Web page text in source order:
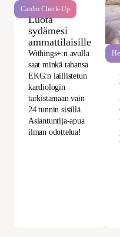
Cardio Check-Up
Luota
sydämesi
ammattilaisille
Withings+:n avulla
saat minkä tahansa
EKG:n laillistetun
kardiologin
tarkistamaan vain
24 tunnin sisällä.
Asiantuntija-apua
ilman odottelua!